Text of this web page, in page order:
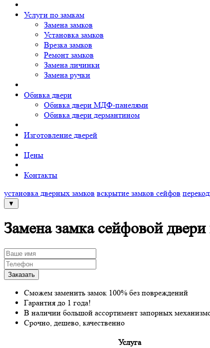
Услуги по замкам
Замена замков
Установка замков
Врезка замков
Ремонт замков
Замена личинки
Замена ручки
Обивка двери
Обивка двери МДФ-панелями
Обивка двери дермантином
Изготовление дверей
Цены
Контакты
установка дверных замков вскрытие замков сейфов
▼
Замена замка сейфовой
Сможем заменить замок 100% без повреждений
Гарантия до 1 года!
В наличии большой ассортимент запорных
Срочно, дешево, качественно
Услуга